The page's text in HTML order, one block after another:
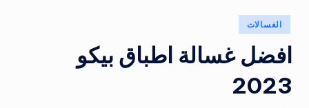
ر
ش
يومياً
نُشر
في
الغسالات
افضل غسالة اطباق بيكو
2023